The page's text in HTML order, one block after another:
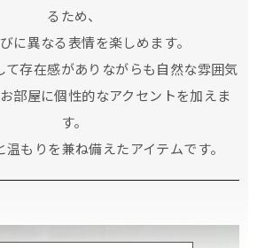
るため、
に異なる表情を楽しめます。
て存在感がありながらも自然な雰囲気
部屋に個性的なアクセントを加えま
す。
温もりを兼ね備えたアイテムです。